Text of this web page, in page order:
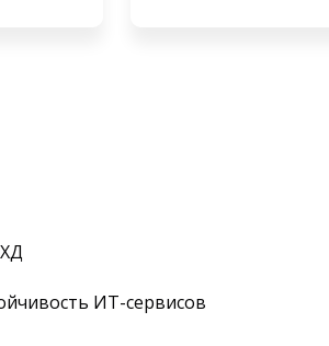
ИТ-сервисов